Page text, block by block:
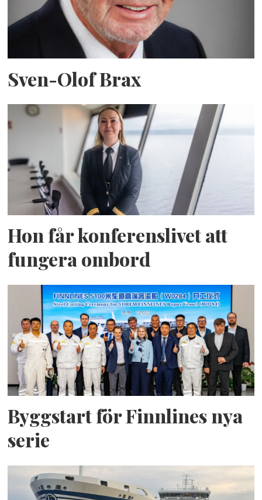
Sven-Olof Brax
Hon får konferenslivet att
fungera ombord
Byggstart för Finnlines nya
serie